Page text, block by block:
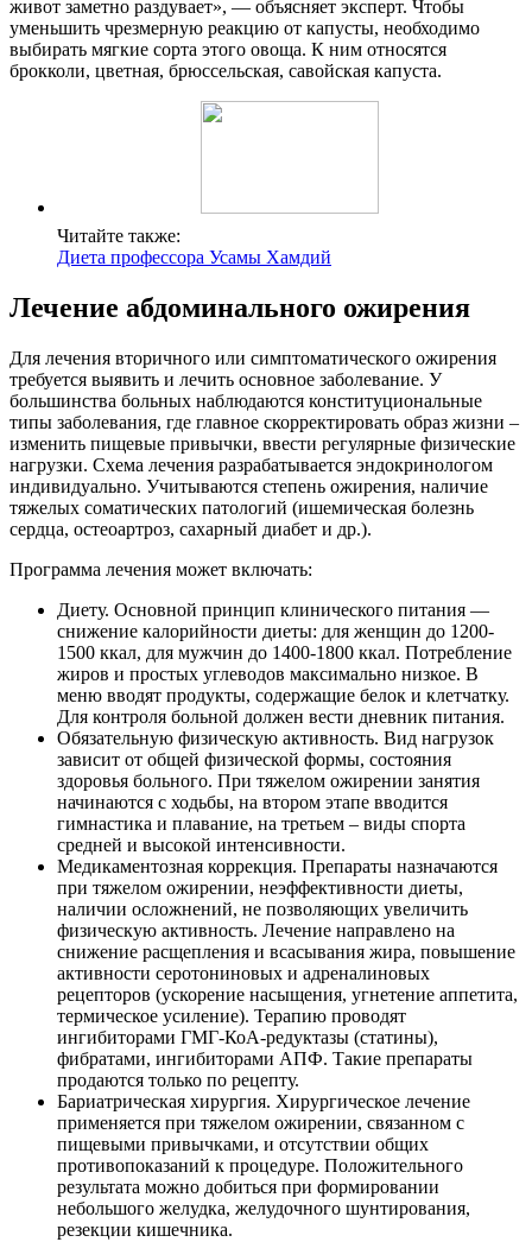
живот заметно раздувает», — объясняет эксперт. Чтобы
уменьшить чрезмерную реакцию от капусты, необходимо
выбирать мягкие сорта этого овоща. К ним относятся
брокколи, цветная, брюссельская, савойская капуста.
Читайте также:
Диета профессора Усамы Хамдий
Лечение абдоминального ожирения
Для лечения вторичного или симптоматического ожирения
требуется выявить и лечить основное заболевание. У
большинства больных наблюдаются конституциональные
типы заболевания, где главное скорректировать образ жизни –
изменить пищевые привычки, ввести регулярные физические
нагрузки. Схема лечения разрабатывается эндокринологом
индивидуально. Учитываются степень ожирения, наличие
тяжелых соматических патологий (ишемическая болезнь
сердца, остеоартроз, сахарный диабет и др.).
Программа лечения может включать:
Диету. Основной принцип клинического питания —
снижение калорийности диеты: для женщин до 1200-
1500 ккал, для мужчин до 1400-1800 ккал. Потребление
жиров и простых углеводов максимально низкое. В
меню вводят продукты, содержащие белок и клетчатку.
Для контроля больной должен вести дневник питания.
Обязательную физическую активность. Вид нагрузок
зависит от общей физической формы, состояния
здоровья больного. При тяжелом ожирении занятия
начинаются с ходьбы, на втором этапе вводится
гимнастика и плавание, на третьем – виды спорта
средней и высокой интенсивности.
Медикаментозная коррекция. Препараты назначаются
при тяжелом ожирении, неэффективности диеты,
наличии осложнений, не позволяющих увеличить
физическую активность. Лечение направлено на
снижение расщепления и всасывания жира, повышение
активности серотониновых и адреналиновых
рецепторов (ускорение насыщения, угнетение аппетита,
термическое усиление). Терапию проводят
ингибиторами ГМГ-КоА-редуктазы (статины),
фибратами, ингибиторами АПФ. Такие препараты
продаются только по рецепту.
Бариатрическая хирургия. Хирургическое лечение
применяется при тяжелом ожирении, связанном с
пищевыми привычками, и отсутствии общих
противопоказаний к процедуре. Положительного
результата можно добиться при формировании
небольшого желудка, желудочного шунтирования,
резекции кишечника.